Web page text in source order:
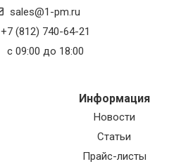
sales@1-pm.ru
+7 (812) 740-64-21
с 09:00 до 18:00
Информация
Новости
Статьи
Прайс-листы